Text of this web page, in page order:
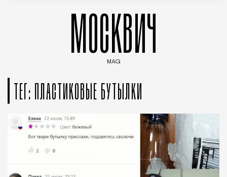
МОСКВИЧ
MAG
ТЕГ: ПЛАСТИКОВЫЕ БУТЫЛКИ